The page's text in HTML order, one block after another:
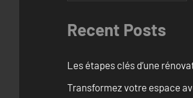
Recent Posts
Les étapes clés d’une
Transformez votre espace